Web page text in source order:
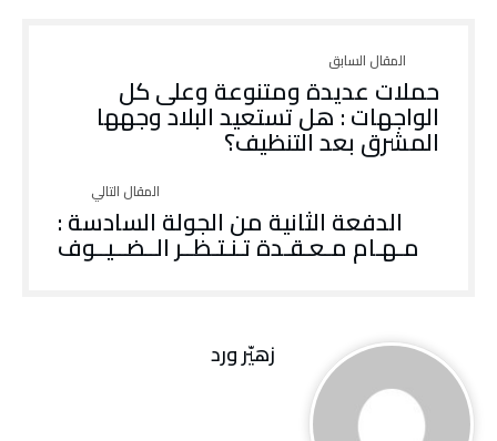
حملات عديدة ومتنوعة وعلى كل
الواجهات : هل تستعيد البلاد وجهها
المشرق بعد التنظيف؟
الدفعة الثانية من الجولة السادسة :
مـهـام مـعـقـدة تـنـتـظــر الــضــيــوف
زهيّر‭ ‬ورد